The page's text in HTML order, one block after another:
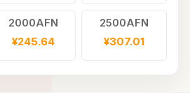
2000AFN
¥245.64
2500AFN
¥307.01